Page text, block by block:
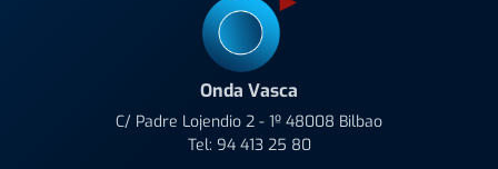
Onda Vasca
C/ Padre Lojendio 2 - 1º 48008 Bilbao
Tel: 94 413 25 80